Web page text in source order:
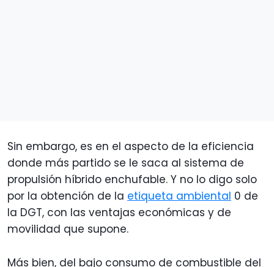
Sin embargo, es en el aspecto de la eficiencia
donde más partido se le saca al sistema de
propulsión híbrido enchufable. Y no lo digo solo
por la obtención de la etiqueta ambiental 0 de
la DGT, con las ventajas económicas y de
movilidad que supone.
Más bien, del bajo consumo de combustible del